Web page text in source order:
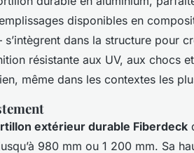
disponibles en
dans la structure pour
résistante aux UV, aux chocs
même dans les contextes les
extérieur durable Fiberdeck
980 mm ou 1 200 mm. Sa